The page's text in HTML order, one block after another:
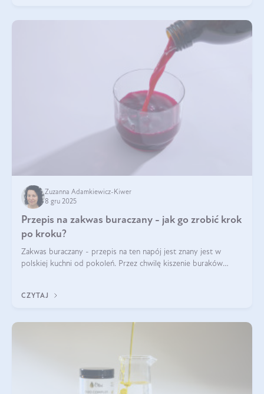
Zuzanna Adamkiewicz-Kiwer
8 gru 2025
Przepis na zakwas buraczany - jak go zrobić krok
po kroku?
Zakwas buraczany - przepis na ten napój jest znany jest w
polskiej kuchni od pokoleń. Przez chwilę kiszenie buraków
CZYTAJ